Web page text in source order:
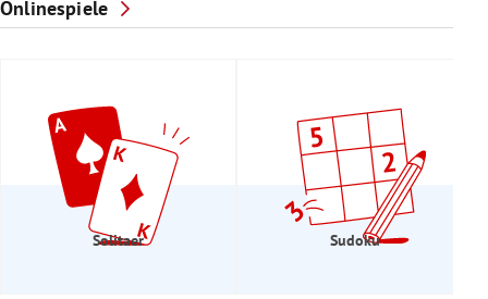
Onlinespiele
Solitaer Sudoku